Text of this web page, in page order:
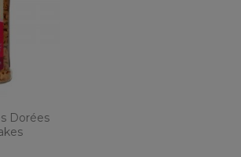
Dorées